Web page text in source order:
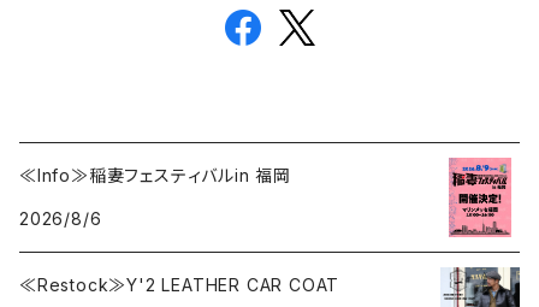
≪Info≫稲妻フェスティバルin 福岡
2026/8/6
≪Restock≫Y'2 LEATHER CAR COAT